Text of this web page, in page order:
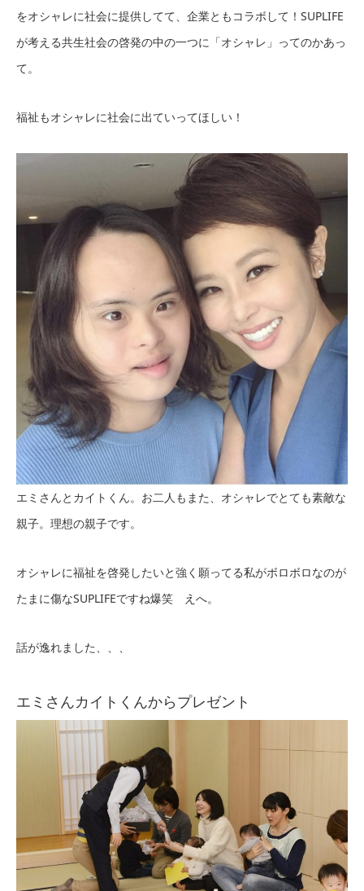
をオシャレに社会に提供してて、企業ともコラボして！SUPLIFE
が考える共生社会の啓発の中の一つに「オシャレ」ってのかあっ
て。
福祉もオシャレに社会に出ていってほしい！
エミさんとカイトくん。お二人もまた、オシャレでとても素敵な
親子。理想の親子です。
オシャレに福祉を啓発したいと強く願ってる私がボロボロなのが
たまに傷なSUPLIFEですね爆笑 えへ。
話が逸れました、、、
エミさんカイトくんからプレゼント